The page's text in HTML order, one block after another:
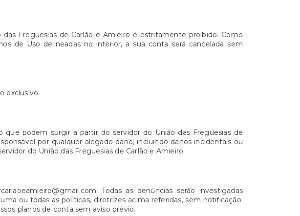
Freguesias de Carlão e Amieiro é estritamente proibido. Como
de Uso delineadas no interior, a sua conta será cancelada sem
exclusivo.
que podem surgir a partir do servidor do União das Freguesias de
por qualquer alegado dano, incluindo danos incidentais ou
do União das Freguesias de Carlão e Amieiro.
Todas as denúncias serão investigadas
ou todas as políticas, diretrizes acima referidas, sem notificação.
planos de conta sem aviso prévio.